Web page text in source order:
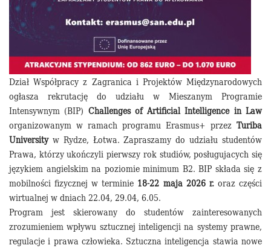
Dział Współpracy z Zagranica i Projektów Międzynarodowych
ogłasza rekrutację do udziału w Mieszanym Programie
Intensywnym (BIP) Challenges of Artificial Intelligence in Law
organizowanym w ramach programu Erasmus+ przez Turiba
Universityw Rydze, Łotwa. Zapraszamy do udziału studentów
Prawa, którzy ukończyli pierwszy rok studiów, posługujacych się
językiem angielskim na poziomie minimum B2. BIP składa się z
mobilności fizycznej w terminie 18-22 maja 2026 r.oraz części
wirtualnej w dniach 22.04, 29.04, 6.05.
Program jest skierowany do studentów zainteresowanych
zrozumieniem wpływu sztucznej inteligencji na systemy prawne,
regulacje i prawa człowieka. Sztuczna inteligencja stawia nowe